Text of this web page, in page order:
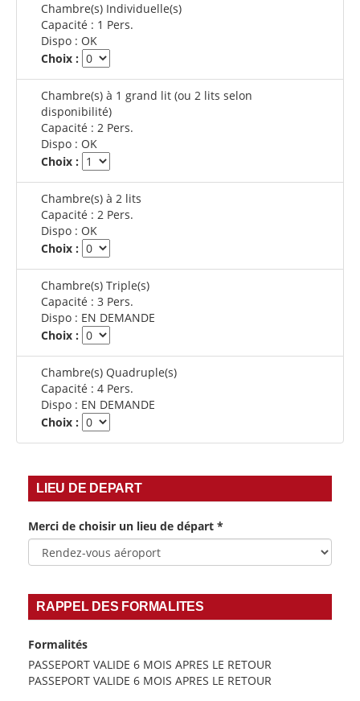
Chambre(s) Individuelle(s)
Capacité : 1 Pers.
Dispo : OK
Choix :
Chambre(s) à 1 grand lit (ou 2 lits selon
disponibilité)
Capacité : 2 Pers.
Dispo : OK
Choix :
Chambre(s) à 2 lits
Capacité : 2 Pers.
Dispo : OK
Choix :
Chambre(s) Triple(s)
Capacité : 3 Pers.
Dispo : EN DEMANDE
Choix :
Chambre(s) Quadruple(s)
Capacité : 4 Pers.
Dispo : EN DEMANDE
Choix :
LIEU DE DEPART
Merci de choisir un lieu de départ *
RAPPEL DES FORMALITES
Formalités
PASSEPORT VALIDE 6 MOIS APRES LE RETOUR
PASSEPORT VALIDE 6 MOIS APRES LE RETOUR